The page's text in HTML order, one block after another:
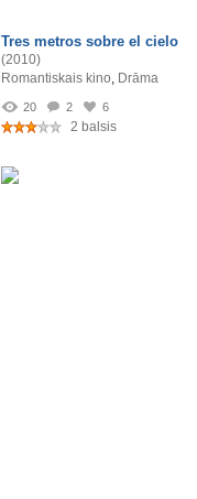
Tres metros sobre el cielo
(2010)
Romantiskais kino, Drāma
20 2 6
2 balsis